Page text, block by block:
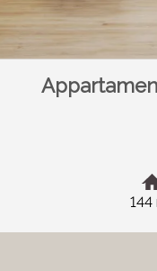
144